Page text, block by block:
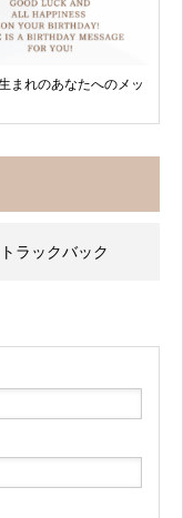
まれのあなたへのメッ
ラックバック